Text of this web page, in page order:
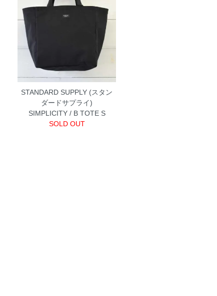
STANDARD SUPPLY (スタン
ダードサプライ)
SIMPLICITY / B TOTE S
SOLD OUT